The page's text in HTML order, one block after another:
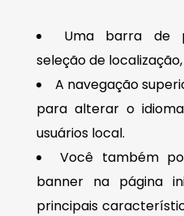
Uma barra de
seleção de
A navegação
para alterar o
usuários local.
Você também
banner na página
principais